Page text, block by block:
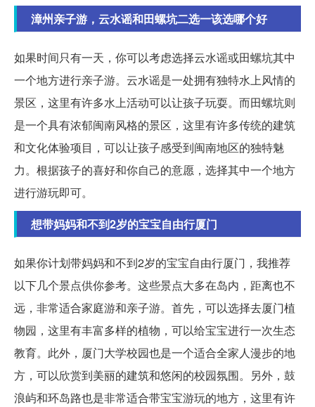
漳州亲子游，云水谣和田螺坑二选一该选哪个好
如果时间只有一天，你可以考虑选择云水谣或田螺坑其中
一个地方进行亲子游。云水谣是一处拥有独特水上风情的
景区，这里有许多水上活动可以让孩子玩耍。而田螺坑则
是一个具有浓郁闽南风格的景区，这里有许多传统的建筑
和文化体验项目，可以让孩子感受到闽南地区的独特魅
力。根据孩子的喜好和你自己的意愿，选择其中一个地方
进行游玩即可。
想带妈妈和不到2岁的宝宝自由行厦门
如果你计划带妈妈和不到2岁的宝宝自由行厦门，我推荐
以下几个景点供你参考。这些景点大多在岛内，距离也不
远，非常适合家庭游和亲子游。首先，可以选择去厦门植
物园，这里有丰富多样的植物，可以给宝宝进行一次生态
教育。此外，厦门大学校园也是一个适合全家人漫步的地
方，可以欣赏到美丽的建筑和悠闲的校园氛围。另外，鼓
浪屿和环岛路也是非常适合带宝宝游玩的地方，这里有许